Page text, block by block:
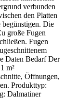
verbunden
den Platten
begünstigen. Die
große Fugen
Fugen
Daten Bedarf Der
m²
Öffnungen,
Produkttyp:
Dalmatiner